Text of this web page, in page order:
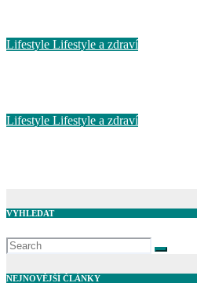
Lifestyle Lifestyle a zdraví
Lifestyle Lifestyle a zdraví
VYHLEDAT
NEJNOVĚJŠÍ ČLÁNKY